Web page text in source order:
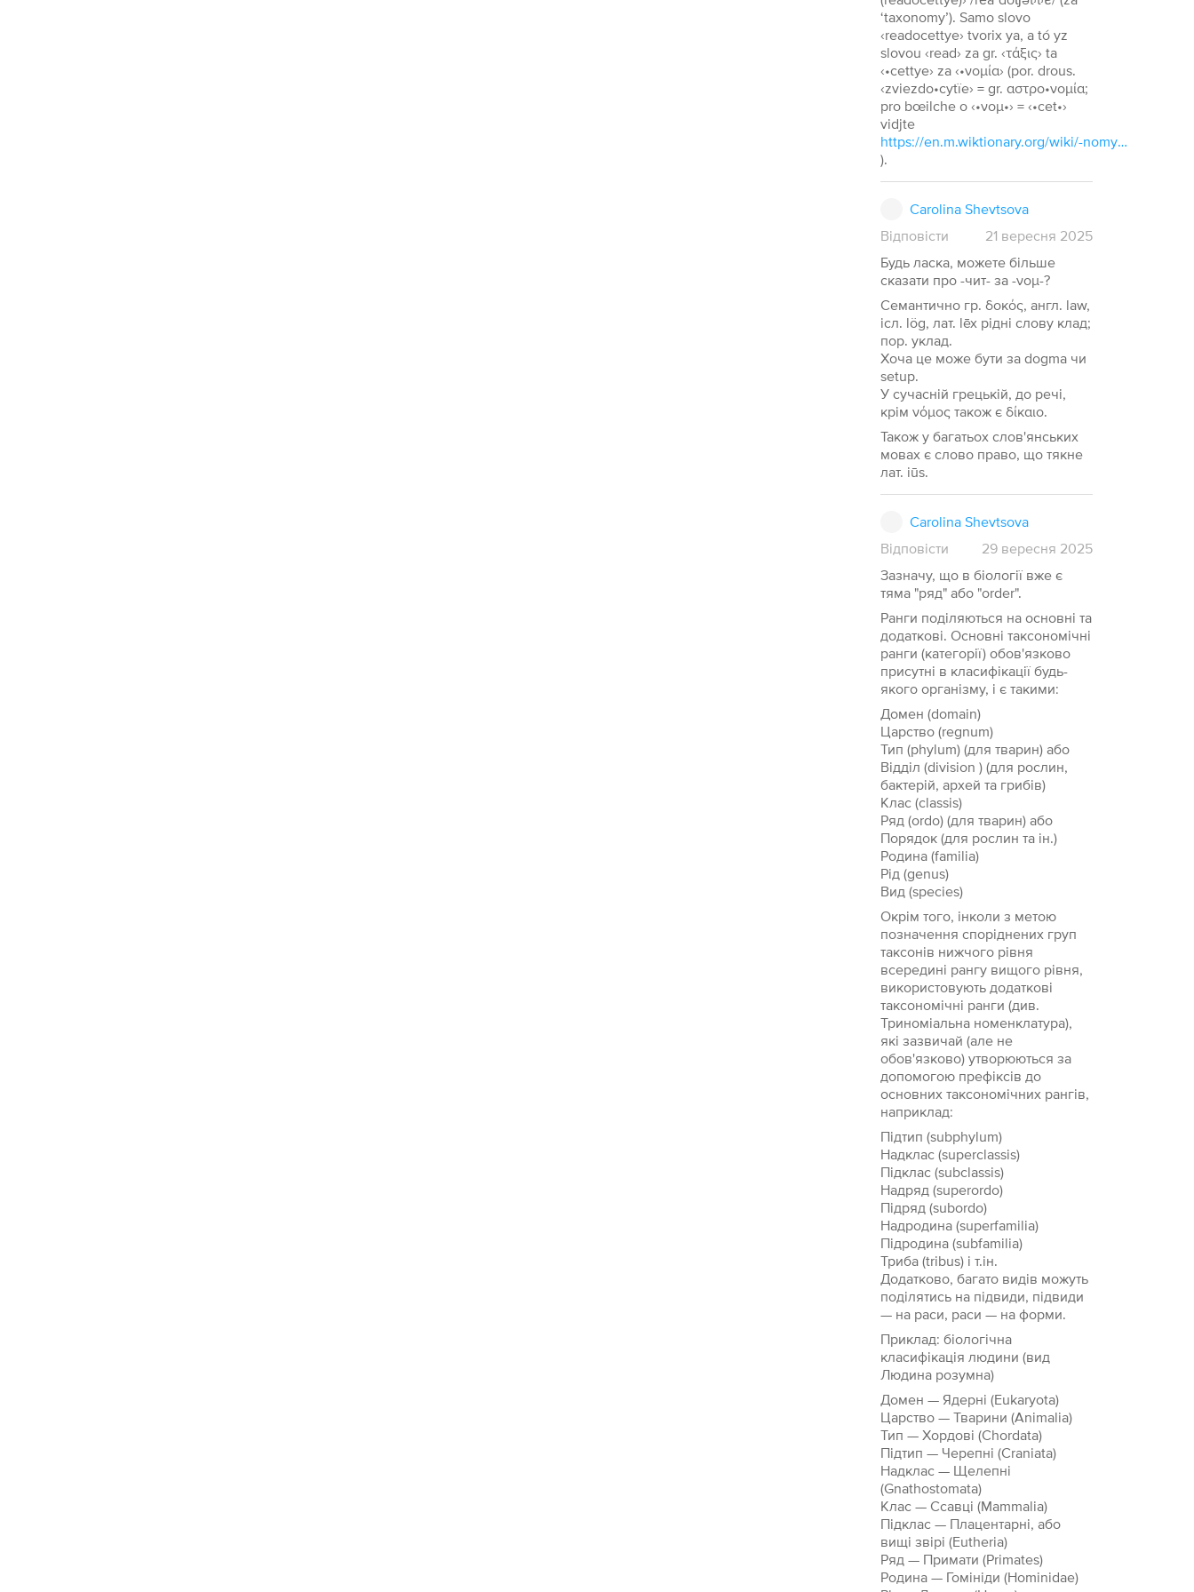
‘taxonomy’). Samo slovo
‹readocettye› tvorix ya, a tó yz
slovou ‹read› za gr. ‹τάξις› ta
‹•cettye› za ‹•νομία› (por. drous.
‹zviezdo•cytïe› = gr. αστρο•νομία;
pro bœilche o ‹•νομ•› = ‹•cet•›
vidjte
https://en.m.wiktionary.org/wiki/-nomy#English
).
Carolina Shevtsova
Відповісти
21 вересня 2025
Будь ласка, можете більше
сказати про -чит- за -νομ-?
Семантично гр. δοκός, англ. law,
ісл. lög, лат. lēx рідні слову клад;
пор. уклад.
Хоча це може бути за dogma чи
setup.
У сучасній грецькій, до речі,
крім νόμος також є δίκαιο.
Також у багатьох слов'янських
мовах є слово право, що тякне
лат. iūs.
Carolina Shevtsova
Відповісти
29 вересня 2025
Зазначу, що в біології вже є
тяма "ряд" або "order".
Ранги поділяються на основні та
додаткові. Основні таксономічні
ранги (категорії) обов'язково
присутні в класифікації будь-
якого організму, і є такими:
Домен (domain)
Царство (regnum)
Тип (phylum) (для тварин) або
Відділ (division ) (для рослин,
бактерій, архей та грибів)
Клас (classis)
Ряд (ordo) (для тварин) або
Порядок (для рослин та ін.)
Родина (familia)
Рід (genus)
Вид (species)
Окрім того, інколи з метою
позначення споріднених груп
таксонів нижчого рівня
всередині рангу вищого рівня,
використовують додаткові
таксономічні ранги (див.
Триноміальна номенклатура),
які зазвичай (але не
обов'язково) утворюються за
допомогою префіксів до
основних таксономічних рангів,
наприклад:
Підтип (subphylum)
Надклас (superclassis)
Підклас (subclassis)
Надряд (superordo)
Підряд (subordo)
Надродина (superfamilia)
Підродина (subfamilia)
Триба (tribus) і т.ін.
Додатково, багато видів можуть
поділятись на підвиди, підвиди
— на раси, раси — на форми.
Приклад: біологічна
класифікація людини (вид
Людина розумна)
Домен — Ядерні (Eukaryota)
Царство — Тварини (Animalia)
Тип — Хордові (Chordata)
Підтип — Черепні (Craniata)
Надклас — Щелепні
(Gnathostomata)
Клас — Ссавці (Mammalia)
Підклас — Плацентарні, або
вищі звірі (Eutheria)
Ряд — Примати (Primates)
Родина — Гомініди (Hominidae)